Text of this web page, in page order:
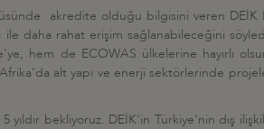
akredite olduğu bilgisini veren DEİK
ile daha rahat erişim sağlanabileceğini
hem de ECOWAS ülkelerine hayırlı
alt yapı ve enerji sektörlerinde
yıldır bekliyoruz. DEİK'in Türkiye'nin dış